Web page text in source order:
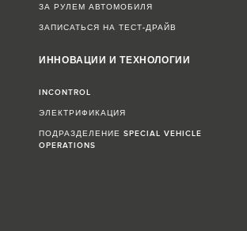
ЗА РУЛЕМ АВТОМОБИЛЯ
ЗАПИСАТЬСЯ НА ТЕСТ-ДРАЙВ
ИННОВАЦИИ И ТЕХНОЛОГИИ
INCONTROL
ЭЛЕКТРИФИКАЦИЯ
ПОДРАЗДЕЛЕНИЕ SPECIAL VEHICLE
OPERATIONS